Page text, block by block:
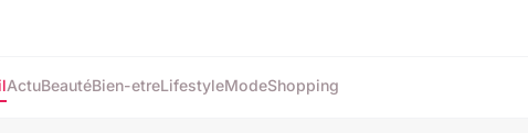
ActuBeautéBien-etreLifestyleModeShopping